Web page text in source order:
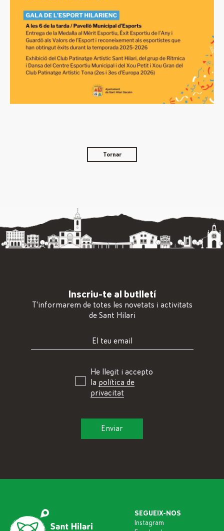
Tornar
Inscriu-te al butlletí
T'informarem de totes les novetats i activitats
de Sant Hilari
He llegit i accepto
la política de
privacitat
SEGUEIX-NOS
Instagram